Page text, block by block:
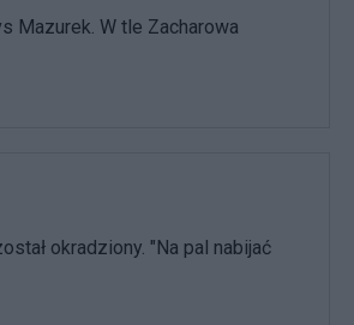
Mazurek. W tle Zacharowa
okradziony. "Na pal nabijać